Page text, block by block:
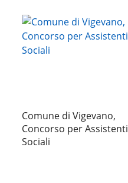
Comune di Vigevano,
Concorso per Assistenti
Sociali